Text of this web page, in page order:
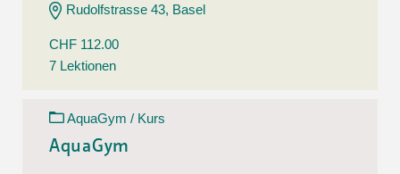
Rudolfstrasse 43, Basel
CHF 112.00
7 Lektionen
AquaGym / Kurs
AquaGym